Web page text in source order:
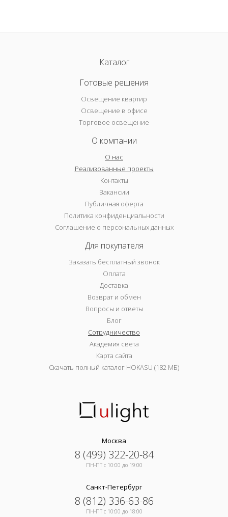
Каталог
Готовые решения
Освещение квартир
Освещение в офисе
Торговое освещение
О компании
О нас
Реализованные проекты
Контакты
Вакансии
Публичная оферта
Политика конфиденциальности
Соглашение о персональных данных
Для покупателя
Заказать бесплатный звонок
Оплата
Доставка
Возврат и обмен
Вопросы и ответы
Блог
Сотрудничество
Академия света
Карта сайта
Скачать полный каталог HOKASU (182 МБ)
Москва
8 (499) 322-20-84
ПН-ПТ c 10:00 до 19:00
Санкт-Петербург
8 (812) 336-63-86
ПН-ПТ c 10:00 до 18:00